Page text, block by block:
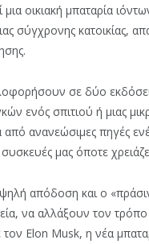
οικιακή μπαταρία
σύγχρονης
σε δύο
ενός σπιτιού ή μιας
από ανανεώσιμες πηγές
συσκευές μας όποτε
απόδοση και ο
να αλλάξουν τον
Elon Musk, η νέα